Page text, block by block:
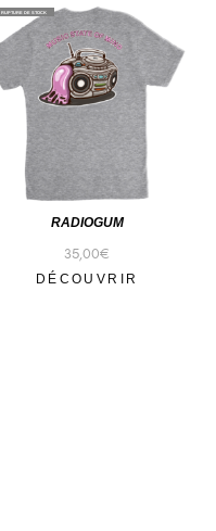
RUPTURE DE STOCK
RADIOGUM
35,00€
DÉCOUVRIR